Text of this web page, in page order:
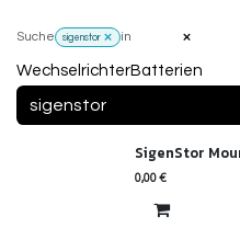
Suche sigenstor in
WechselrichterBatterien
SigenStor
0,00€